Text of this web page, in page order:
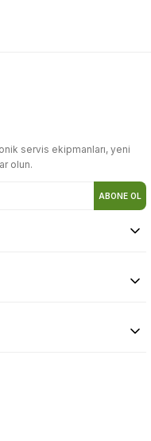
servis ekipmanları, yeni
olun.
ABONE OL